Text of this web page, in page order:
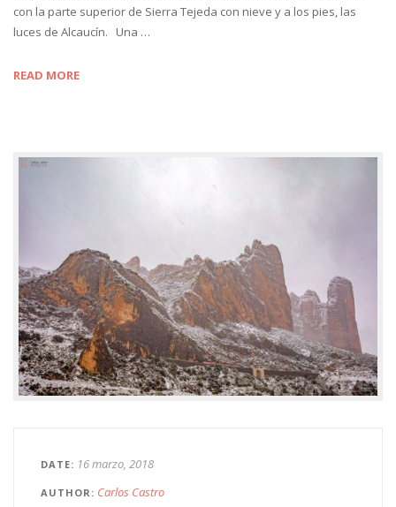
con la parte superior de Sierra Tejeda con nieve y a los pies, las
luces de Alcaucín. Una …
READ MORE
DATE 16 marzo, 2018
AUTHOR Carlos Castro